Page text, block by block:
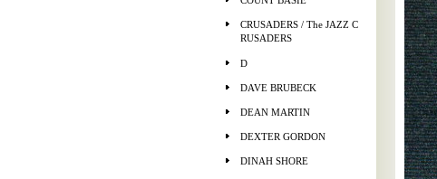
CRUSADERS / The JAZZ C
RUSADERS
D
DAVE BRUBECK
DEAN MARTIN
DEXTER GORDON
DINAH SHORE